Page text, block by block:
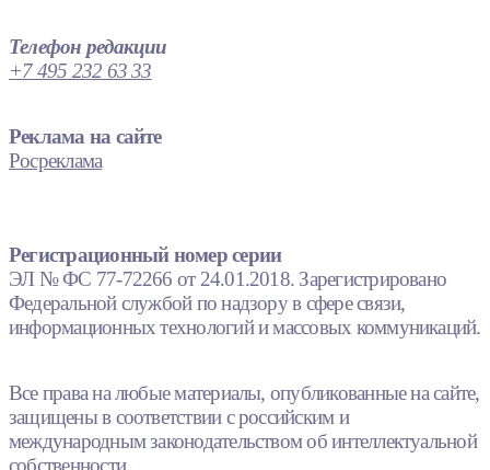
Телефон редакции
+7 495 232 63 33
Реклама на сайте
Росреклама
Регистрационный номер серии
ЭЛ № ФС 77-72266 от 24.01.2018. Зарегистрировано
Федеральной службой по надзору в сфере связи,
информационных технологий и массовых коммуникаций.
Все права на любые материалы, опубликованные на сайте,
защищены в соответствии с российским и
международным законодательством об интеллектуальной